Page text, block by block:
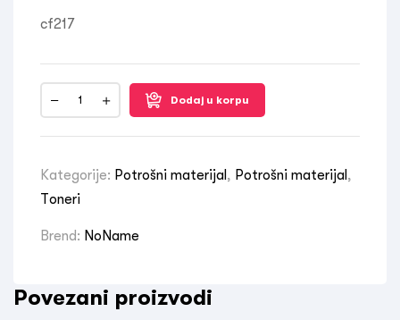
cf217
Dodaj u korpu
Kategorije: Potrošni materijal , Potrošni materijal ,
Toneri
Brend: NoName
Povezani proizvodi